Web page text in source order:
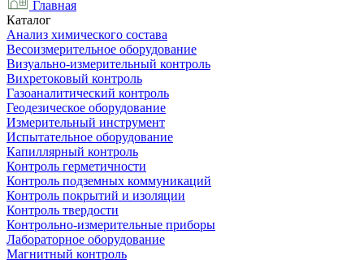
Главная
Каталог
Анализ химического состава
Весоизмерительное оборудование
Визуально-измерительный контроль
Вихретоковый контроль
Газоаналитический контроль
Геодезическое оборудование
Измерительный инструмент
Испытательное оборудование
Капиллярный контроль
Контроль герметичности
Контроль подземных коммуникаций
Контроль покрытий и изоляции
Контроль твердости
Контрольно-измерительные приборы
Лабораторное оборудование
Магнитный контроль